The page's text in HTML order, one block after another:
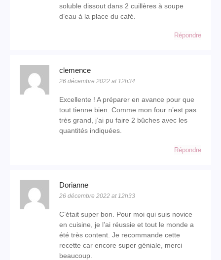
soluble dissout dans 2 cuillères à soupe
d’eau à la place du café.
Répondre
clemence
26 décembre 2022 at 12h34
Excellente ! A préparer en avance pour que
tout tienne bien. Comme mon four n’est pas
très grand, j’ai pu faire 2 bûches avec les
quantités indiquées.
Répondre
Dorianne
26 décembre 2022 at 12h33
C’était super bon. Pour moi qui suis novice
en cuisine, je l’ai réussie et tout le monde a
été très content. Je recommande cette
recette car encore super géniale, merci
beaucoup.